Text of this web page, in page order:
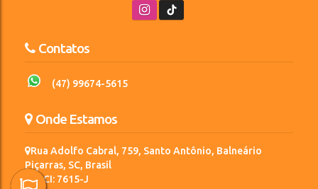
Contatos
(47) 99674-5615
Onde Estamos
Rua Adolfo Cabral, 759, Santo Antônio, Balneário
Piçarras, SC, Brasil
CRECI: 7615-J